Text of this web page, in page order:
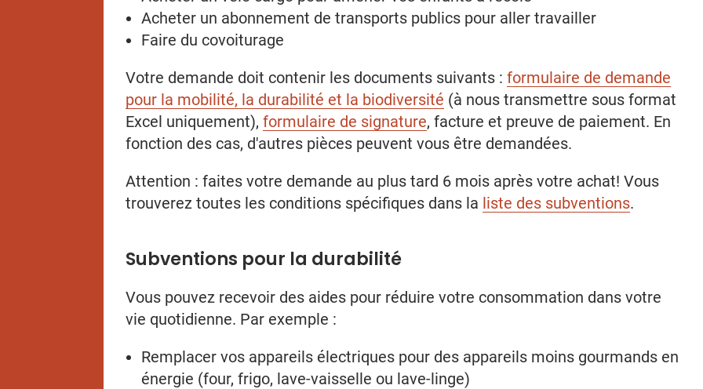
Acheter un abonnement de transports publics pour aller travailler
Faire du covoiturage
Votre demande doit contenir les documents suivants : formulaire de demande
pour la mobilité, la durabilité et la biodiversité (à nous transmettre sous format
Excel uniquement), formulaire de signature, facture et preuve de paiement. En
fonction des cas, d'autres pièces peuvent vous être demandées.
Attention : faites votre demande au plus tard 6 mois après votre achat! Vous
trouverez toutes les conditions spécifiques dans la liste des subventions.
Subventions pour la durabilité
Vous pouvez recevoir des aides pour réduire votre consommation dans votre
vie quotidienne. Par exemple :
Remplacer vos appareils électriques pour des appareils moins gourmands en
énergie (four, frigo, lave-vaisselle ou lave-linge)